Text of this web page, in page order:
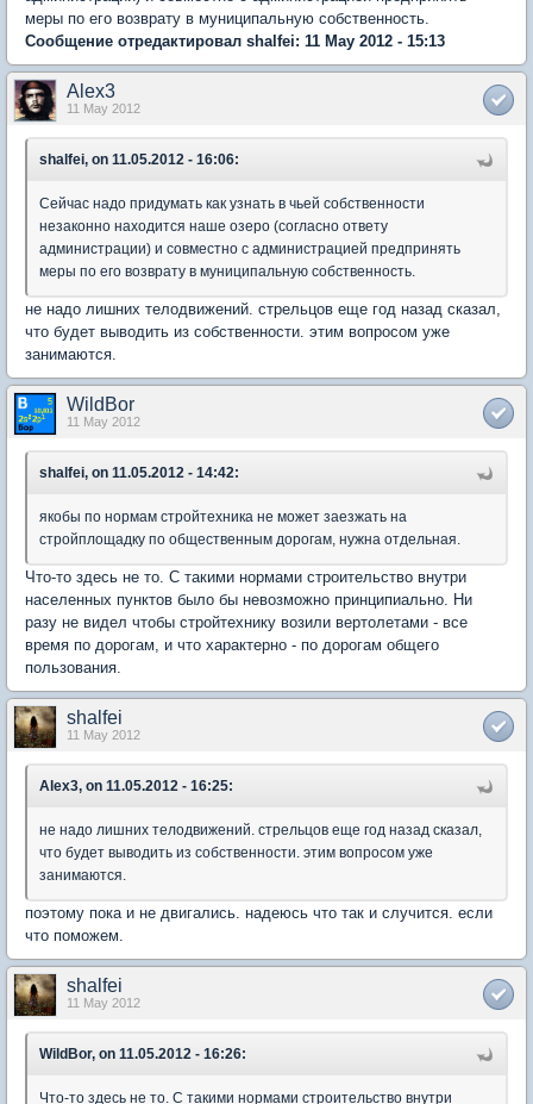
меры по его возврату в муниципальную собственность.
Сообщение отредактировал shalfei: 11 May 2012 - 15:13
Alex3
11 May 2012
shalfei, on 11.05.2012 - 16:06:
Сейчас надо придумать как узнать в чьей собственности
незаконно находится наше озеро (согласно ответу
администрации) и совместно с администрацией предпринять
меры по его возврату в муниципальную собственность.
не надо лишних телодвижений. стрельцов еще год назад сказал,
что будет выводить из собственности. этим вопросом уже
занимаются.
WildBor
11 May 2012
shalfei, on 11.05.2012 - 14:42:
якобы по нормам стройтехника не может заезжать на
стройплощадку по общественным дорогам, нужна отдельная.
Что-то здесь не то. С такими нормами строительство внутри
населенных пунктов было бы невозможно принципиально. Ни
разу не видел чтобы стройтехнику возили вертолетами - все
время по дорогам, и что характерно - по дорогам общего
пользования.
shalfei
11 May 2012
Alex3, on 11.05.2012 - 16:25:
не надо лишних телодвижений. стрельцов еще год назад сказал,
что будет выводить из собственности. этим вопросом уже
занимаются.
поэтому пока и не двигались. надеюсь что так и случится. если
что поможем.
shalfei
11 May 2012
WildBor, on 11.05.2012 - 16:26:
Что-то здесь не то. С такими нормами строительство внутри